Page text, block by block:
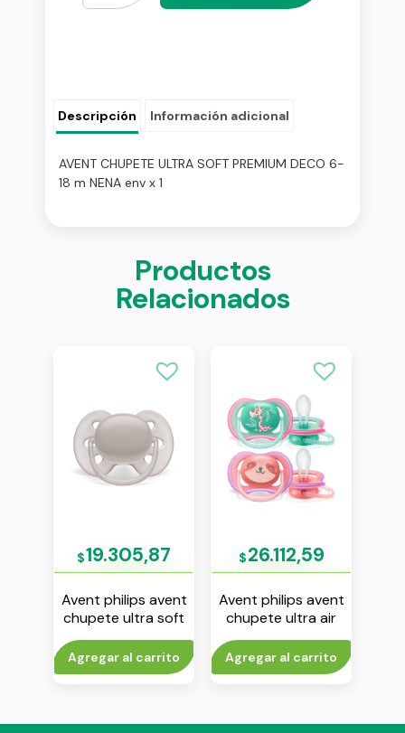
Descripción Información adicional
AVENT CHUPETE ULTRA SOFT PREMIUM DECO 6-
18 m NENA env x 1
Productos
Relacionados
$19.305,87
Avent philips avent
chupete ultra soft
6-18 m liso gris env
x1
Agregar al carrito
$26.112,59
Avent philips avent
chupete ultra air
18m+ nena env x 2
Agregar al carrito